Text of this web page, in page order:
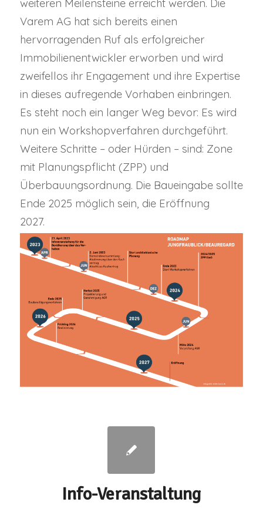
weiteren Meilensteine erreicht werden. Die
Varem AG hat sich bereits einen
hervorragenden Ruf als erfolgreicher
Immobilienentwickler erworben und wird
zweifellos ihr Engagement und ihre Expertise
in dieses aufregende Vorhaben einbringen.
Es steht noch ein langer Weg bevor: Es wird
nun ein Workshopverfahren durchgeführt.
Weitere Schritte – oder Hürden – sind: Zone
mit Planungspflicht (ZPP) und
Überbauungsordnung. Die Baueingabe sollte
Ende 2025 möglich sein, die Eröffnung
2027.
Info-Veranstaltung